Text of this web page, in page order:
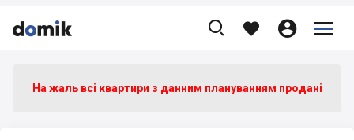


    


На жаль всі квартири з данним плануванням продані